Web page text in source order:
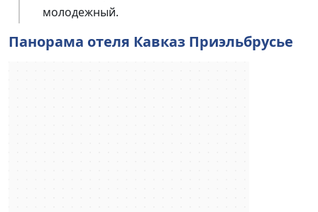
молодежный.
Панорама отеля Кавказ Приэльбрусье